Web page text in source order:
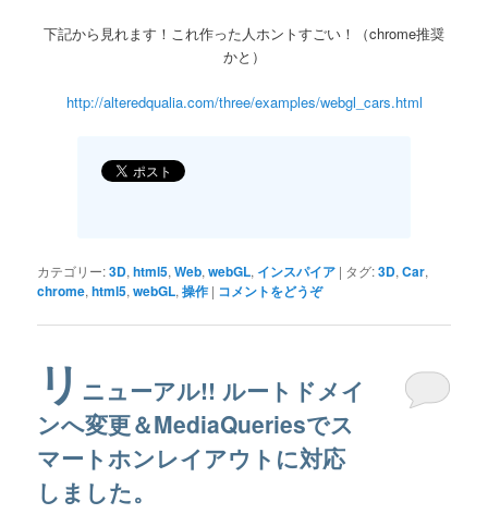
下記から見れます！これ作った人ホントすごい！（chrome推奨
かと）
http://alteredqualia.com/three/examples/webgl_cars.html
カテゴリー:3D,html5,Web,webGL, インスパイア | タグ:3D,Car,
chrome,html5,webGL,操作 | コメントをどうぞ
リ ニューアル!! ルートドメイ
ンへ変更＆MediaQueriesでス
マートホンレイアウトに対応
しました。